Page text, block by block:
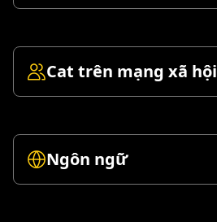
Cat trên mạng xã hội
Ngôn ngữ